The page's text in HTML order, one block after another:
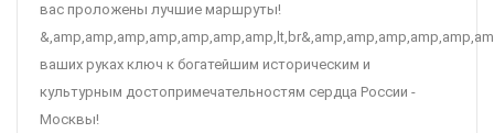
вас проложены лучшие маршруты!
ваших руках ключ к богатейшим историческим и
культурным достопримечательностям сердца России -
Москвы!